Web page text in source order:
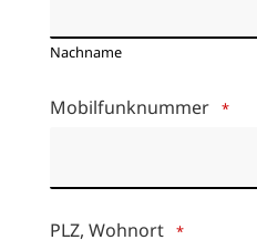
Nachname
Mobilfunknummer *
PLZ, Wohnort *